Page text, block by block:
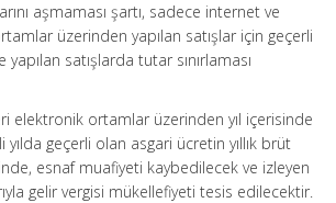
aşmaması şartı, sadece internet ve
üzerinden yapılan satışlar için geçerli
satışlarda tutar sınırlaması
elektronik ortamlar üzerinden yıl içerisinde
yılda geçerli olan asgari ücretin yıllık brüt
esnaf muafiyeti kaybedilecek ve izleyen
gelir vergisi mükellefiyeti tesis edilecektir.